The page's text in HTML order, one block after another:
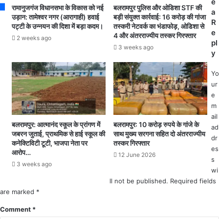
ठा
वा
ला
क्षा
का
शि
क
हो
ही
च
ट्र
क
भी
,
क
रामानुजगंज विधानसभा के विकास को नई
उड़ान: तामेश्वर नगर (आरागाही) हवाई
पट्टी के उन्नयन की दिशा में बड़ा कदम।
2 weeks ago
बलरामपुर पुलिस और ओडिशा STF की
बड़ी संयुक्त कार्रवाई: 16 करोड़ की गांजा
तस्करी नेटवर्क का भंडाफोड़, ओडिशा से
4 और अंतरराज्यीय तस्कर गिरफ्तार
3 weeks ago
बलरामपुर: आत्मानंद स्कूल के प्रांगण में
जबरन जुताई, प्राथमिक से हाई स्कूल की
कनेक्टिविटी टूटी, भाजपा नेता पर
आरोप…
3 weeks ago
बलरामपुर: 10 करोड़ रुपये के गांजे के
साथ मुख्य सरगना सहित दो अंतरराज्यीय
तस्कर गिरफ्तार
12 June 2026
a
R
e
pl
y
Yo
ur
e
m
ail
ad
dr
es
s
wi
ll not be published. Required fields
are marked *
Comment *